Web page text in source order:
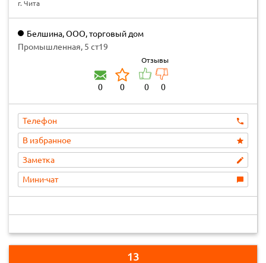
г. Чита
Белшина, ООО, торговый дом
Промышленная, 5 ст19
0 0
Отзывы
0 0
Телефон
В избранное
Заметка
Мини-чат
13